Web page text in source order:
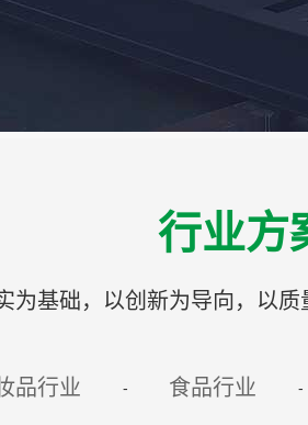
行业方
为基础，以创新为导向，以
品行业 食品行业